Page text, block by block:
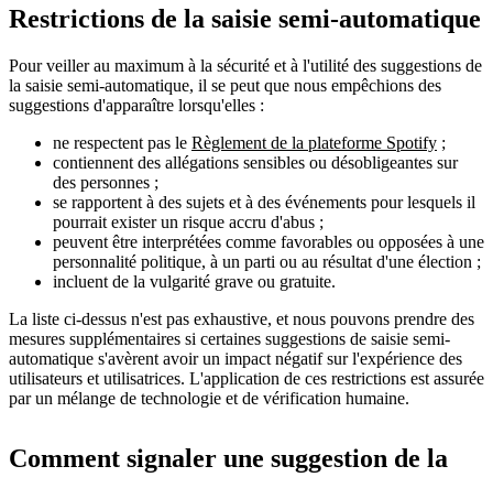
Restrictions de la saisie semi-automatique
Pour veiller au maximum à la sécurité et à l'utilité des suggestions de
la saisie semi-automatique, il se peut que nous empêchions des
suggestions d'apparaître lorsqu'elles :
ne respectent pas le Règlement de la plateforme Spotify ;
contiennent des allégations sensibles ou désobligeantes sur
des personnes ;
se rapportent à des sujets et à des événements pour lesquels il
pourrait exister un risque accru d'abus ;
peuvent être interprétées comme favorables ou opposées à une
personnalité politique, à un parti ou au résultat d'une élection ;
incluent de la vulgarité grave ou gratuite.
La liste ci-dessus n'est pas exhaustive, et nous pouvons prendre des
mesures supplémentaires si certaines suggestions de saisie semi-
automatique s'avèrent avoir un impact négatif sur l'expérience des
utilisateurs et utilisatrices. L'application de ces restrictions est assurée
par un mélange de technologie et de vérification humaine.
Comment signaler une suggestion de la